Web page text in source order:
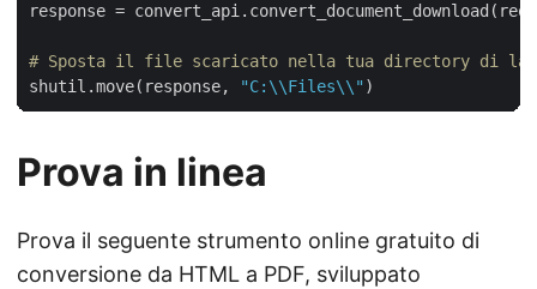
response =
# Sposta il file scaricato nella tua directory di
shutil.move(response,
"C:\\Files\\"
Prova in linea
Prova il seguente strumento online gratuito di
conversione da HTML a PDF, sviluppato